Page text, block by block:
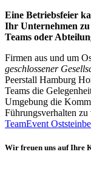
Eine Betriebsfeier
Ihr Unternehmen zu
Teams oder
Firmen aus und um
geschlossener
Peerstall Hamburg
Teams die
Umgebung die
Führungsverhalten zu
TeamEvent
Wir freuen uns auf Ihre